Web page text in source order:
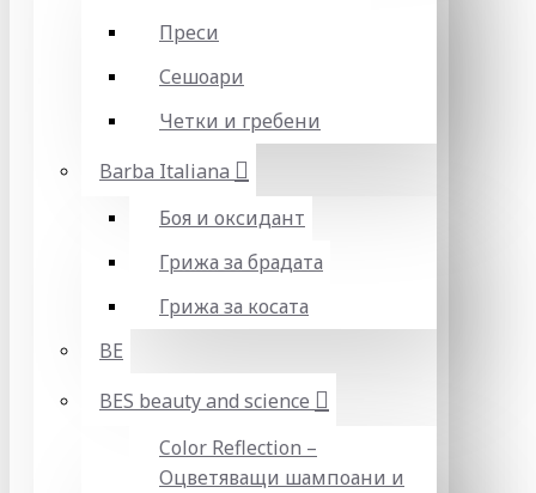
Преси
Сешоари
Четки и гребени
Barba Italiana
Боя и оксидант
Грижа за брадата
Грижа за косата
BE
BES beauty and science
Color Reflection –
Оцветяващи шампоани и